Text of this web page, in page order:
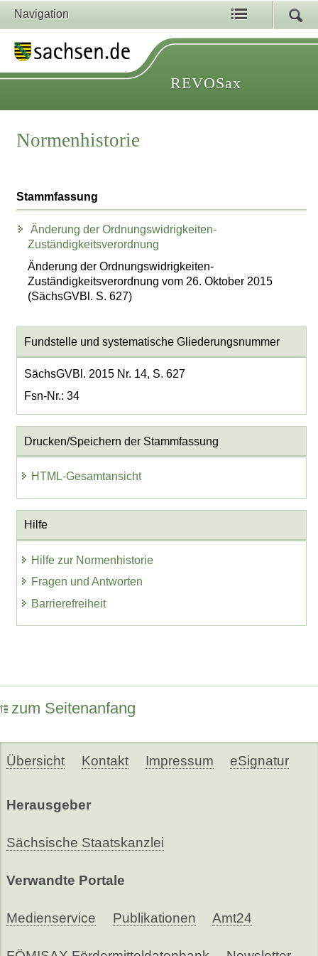
Navigation
REVOSax
Normenhistorie
Stammfassung
Änderung der Ordnungswidrigkeiten-
Zuständigkeitsverordnung
Änderung der Ordnungswidrigkeiten-
Zuständigkeitsverordnung vom 26. Oktober 2015
(SächsGVBl. S. 627)
Fundstelle und systematische Gliederungsnummer
SächsGVBl. 2015 Nr. 14, S. 627
Fsn-Nr.: 34
Drucken/Speichern der Stammfassung
HTML-Gesamtansicht
Hilfe
Hilfe zur Normenhistorie
Fragen und Antworten
Barrierefreiheit
zum Seitenanfang
Übersicht Kontakt Impressum eSignatur
Herausgeber
Sächsische Staatskanzlei
Verwandte Portale
Medienservice Publikationen Amt24